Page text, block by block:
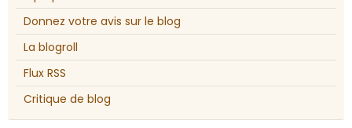
Donnez votre avis sur le blog
La blogroll
Flux RSS
Critique de blog